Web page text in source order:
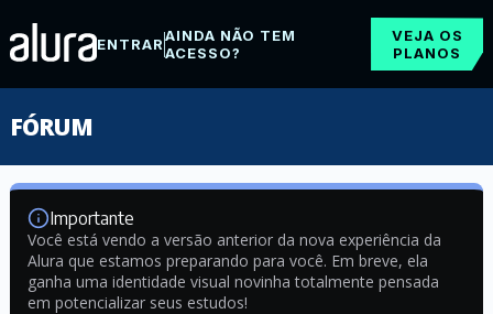
ENTRARAINDA NÃO TEM
ACESSO?
VEJA OS
PLANOS
FÓRUM
Importante
Você está vendo a versão anterior da nova experiência da
Alura que estamos preparando para você. Em breve, ela
ganha uma identidade visual novinha totalmente pensada
em potencializar seus estudos!